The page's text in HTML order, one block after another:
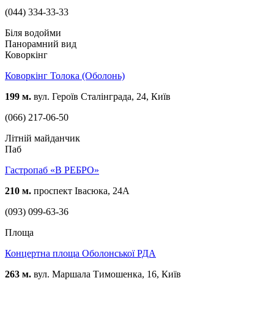
(044) 334-33-33
Біля водойми
Панорамний вид
Коворкінг
Коворкінг Толока (Оболонь)
199 м. вул. Героїв Сталінграда, 24, Київ
(066) 217-06-50
Літній майданчик
Паб
Гастропаб «В РЕБРО»
210 м. проспект Івасюка, 24А
(093) 099-63-36
Площа
Концертна площа Оболонської РДА
263 м. вул. Маршала Тимошенка, 16, Київ